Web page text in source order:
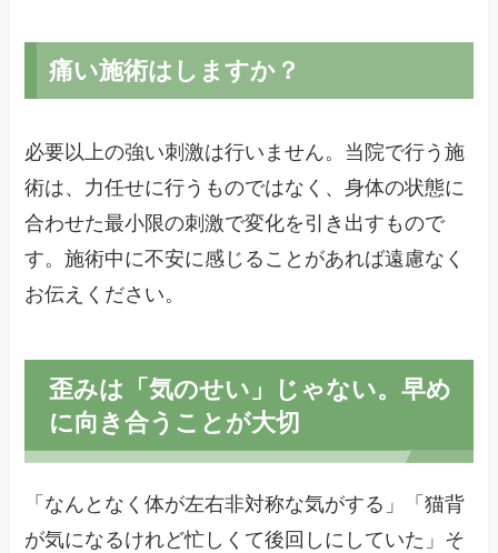
痛い施術はしますか？
必要以上の強い刺激は行いません。当院で行う施
術は、力任せに行うものではなく、身体の状態に
合わせた最小限の刺激で変化を引き出すもので
す。施術中に不安に感じることがあれば遠慮なく
お伝えください。
歪みは「気のせい」じゃない。早め
に向き合うことが大切
「なんとなく体が左右非対称な気がする」「猫背
が気になるけれど忙しくて後回しにしていた」そ